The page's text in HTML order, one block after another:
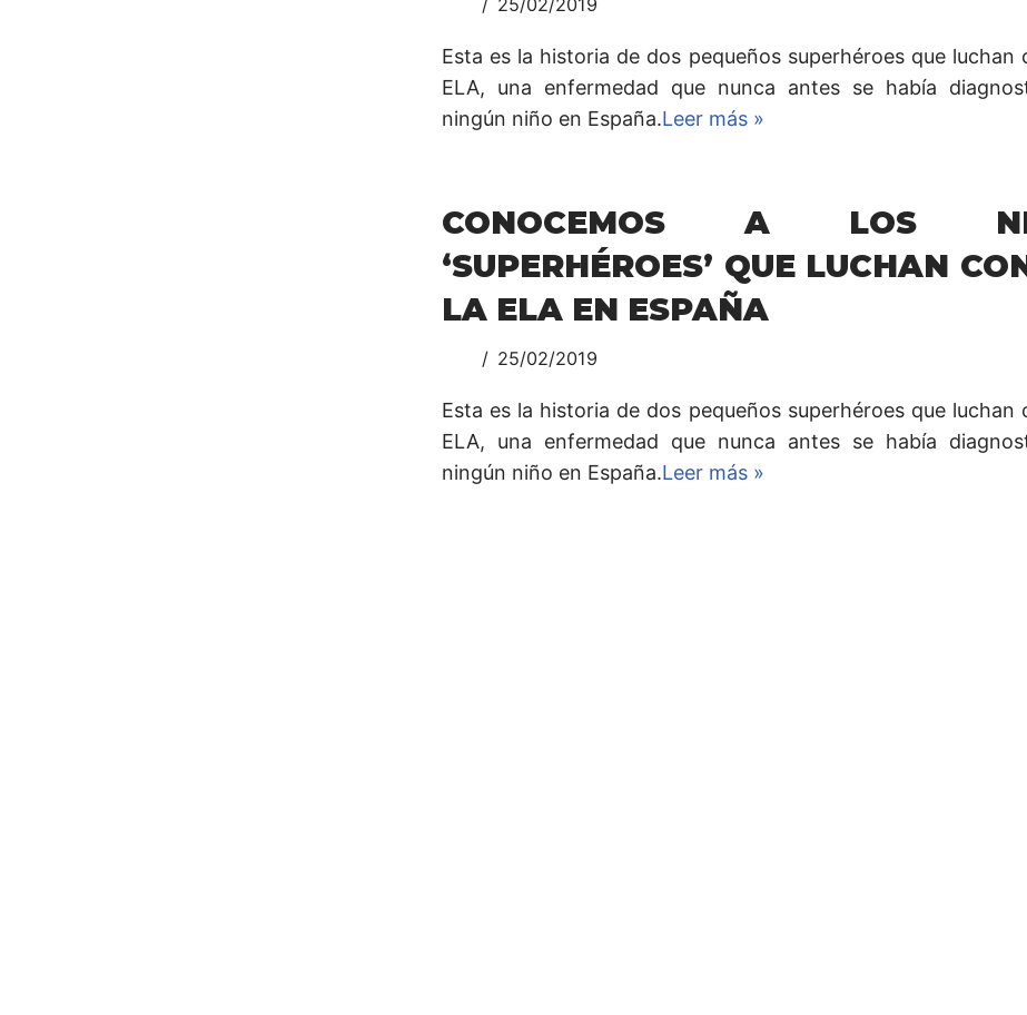
Esta es la historia de dos pequeños superhéroes que luchan
ELA, una enfermedad que nunca antes se había
ningún niño en España.Leer más »
CONOCEMOS A LOS
‘SUPERHÉROES’ QUE LUCHAN
LA ELA EN ESPAÑA
25/02/2019
Esta es la historia de dos pequeños superhéroes que luchan
ELA, una enfermedad que nunca antes se había
ningún niño en España.Leer más »